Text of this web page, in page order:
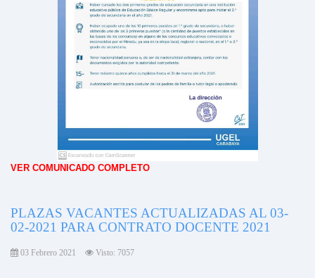
VER COMUNICADO COMPLETO
PLAZAS VACANTES ACTUALIZADAS AL 03-
02-2021 PARA CONTRATO DOCENTE 2021
03 Febrero 2021 Visto: 7057